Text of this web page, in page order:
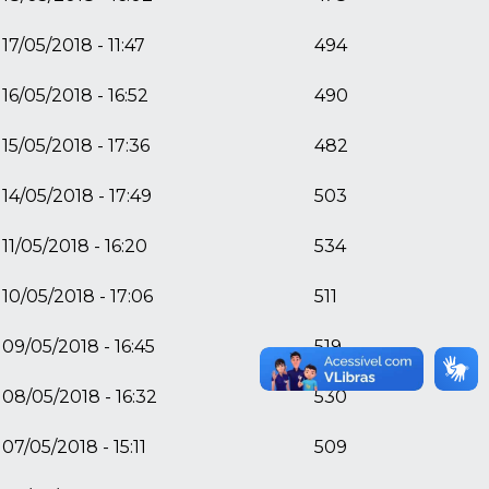
17/05/2018 - 11:47 494
16/05/2018 - 16:52 490
15/05/2018 - 17:36 482
14/05/2018 - 17:49 503
11/05/2018 - 16:20 534
10/05/2018 - 17:06 511
09/05/2018 - 16:45 519
08/05/2018 - 16:32 530
07/05/2018 - 15:11 509